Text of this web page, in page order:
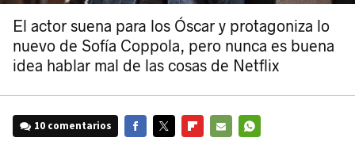
El actor suena para los Óscar y protagoniza lo
nuevo de Sofía Coppola, pero nunca es buena
idea hablar mal de las cosas de Netflix
10 comentarios